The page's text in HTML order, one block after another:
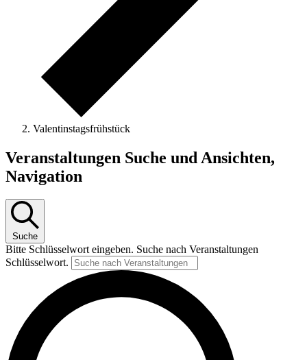
Valentinstagsfrühstück
Veranstaltungen
Veranstaltungen Suche und Ansichten,
Navigation
Suche
Bitte Schlüsselwort eingeben. Suche nach Veranstaltungen
Schlüsselwort.